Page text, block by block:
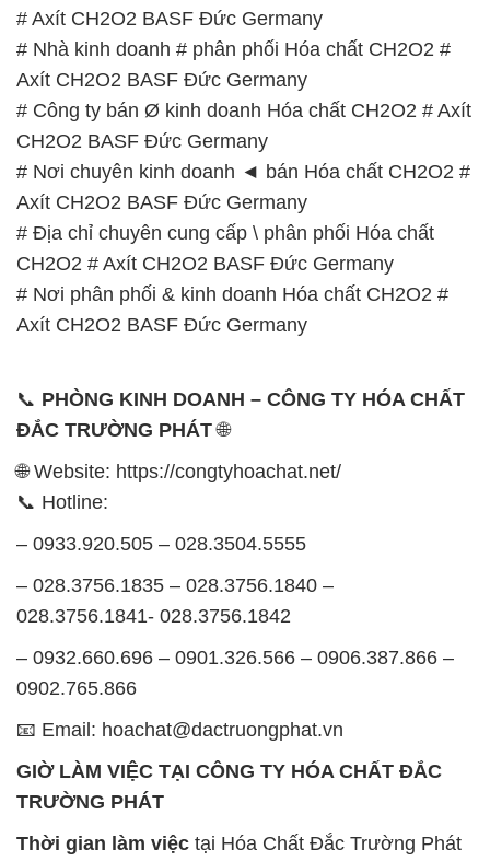
# Axít CH2O2 BASF Đức Germany
# Nhà kinh doanh # phân phối Hóa chất CH2O2 #
Axít CH2O2 BASF Đức Germany
# Công ty bán Ø kinh doanh Hóa chất CH2O2 # Axít
CH2O2 BASF Đức Germany
# Nơi chuyên kinh doanh ◄ bán Hóa chất CH2O2 #
Axít CH2O2 BASF Đức Germany
# Địa chỉ chuyên cung cấp \ phân phối Hóa chất
CH2O2 # Axít CH2O2 BASF Đức Germany
# Nơi phân phối & kinh doanh Hóa chất CH2O2 #
Axít CH2O2 BASF Đức Germany
📞 PHÒNG KINH DOANH – CÔNG TY HÓA CHẤT
ĐẮC TRƯỜNG PHÁT🌐
🌐 Website: https://congtyhoachat.net/
📞 Hotline:
– 0933.920.505 – 028.3504.5555
– 028.3756.1835 – 028.3756.1840 –
028.3756.1841- 028.3756.1842
– 0932.660.696 – 0901.326.566 – 0906.387.866 –
0902.765.866
📧 Email: hoachat@dactruongphat.vn
GIỜ LÀM VIỆC TẠI CÔNG TY HÓA CHẤT ĐẮC
TRƯỜNG PHÁT
Thời gian làm việc tại Hóa Chất Đắc Trường Phát